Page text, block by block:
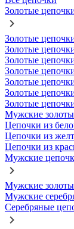
Золотые
Золотые
Золотые
Золотые
Золотые
Золотые
Золотые
Золотые
Мужские
Цепочки из
Цепочки из
Цепочки из
Мужские
Мужские
Мужские
Серебряные